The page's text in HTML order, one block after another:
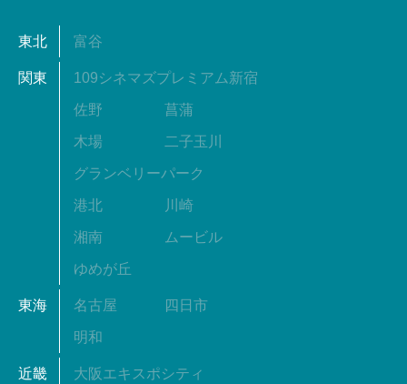
東北 富谷
関東 109シネマズプレミアム新宿
佐野 菖蒲
木場 二子玉川
グランベリーパーク
港北 川崎
湘南 ムービル
ゆめが丘
東海 名古屋 四日市
明和
近畿 大阪エキスポシティ